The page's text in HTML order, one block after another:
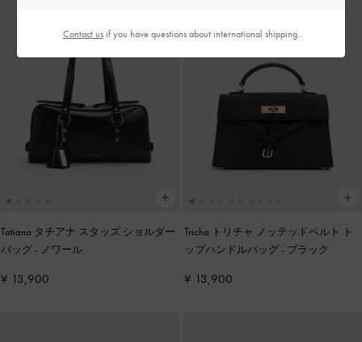
Tatiana タチアナ スタッズ ショルダー
バッグ- ノワール
¥ 13,900
Tricha トリチャ ノッテッドベルト ト
ップハンドルバッグ- ブラック
¥ 13,900
Contact usif you have questions about international shipping.